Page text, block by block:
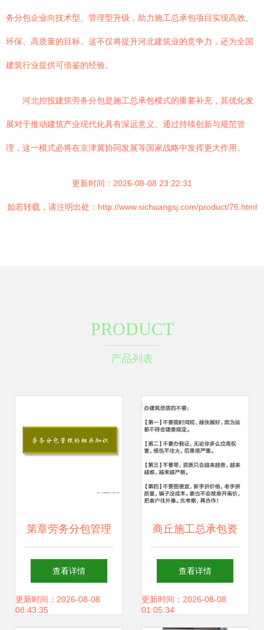
务分包企业向技术型、管理型升级，助力施工总承包项目实现高效、
环保、高质量的目标。这不仅将提升河北建筑业的竞争力，还为全国
建筑行业提供可借鉴的经验。
河北控投建筑劳务分包是施工总承包模式的重要补充，其优化发
展对于推动建筑产业现代化具有深远意义。通过持续创新与规范管
理，这一模式必将在京津冀协同发展等国家战略中发挥更大作用。
更新时间：2026-08-08 23:22:31
如若转载，请注明出处：http://www.sichuangsj.com/product/76.html
PRODUCT
产品列表
第章劳务分包管理
的相关知识.ppt
查看详情
更新时间：2026-08-08
08:43:35
商丘施工总承包资
质等级申请与代办
注意事项 周全准备
查看详情
更新时间：2026-08-08
01:05:34